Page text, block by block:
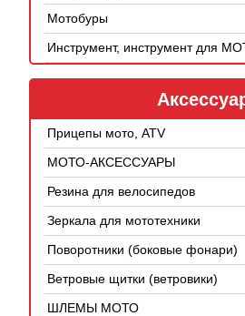
Мотобуры
Инструмент, инструмент для
Прицепы мото, ATV
МОТО-АКСЕССУАРЫ
Резина для велосипедов
Зеркала для мототехники
Поворотники (боковые фонари)
Ветровые щитки (ветровики)
ШЛЕМЫ МОТО